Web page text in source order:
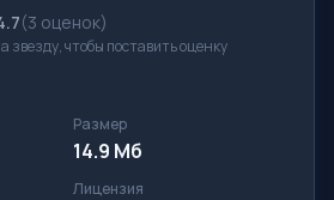
(3 оценок)
чтобы поставить оценку
Размер
14.9 Мб
Лицензия